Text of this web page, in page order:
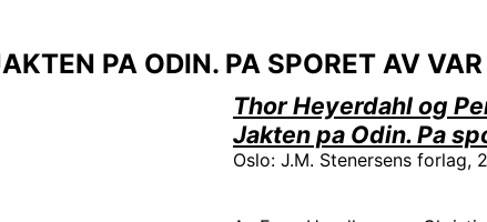
PA ODIN. PA SPORET AV
Thor Heyerdahl og
Jakten pa Odin. Pa
Oslo: J.M. Stenersens forlag,